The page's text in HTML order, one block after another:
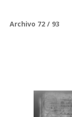
Archivo 72 / 93